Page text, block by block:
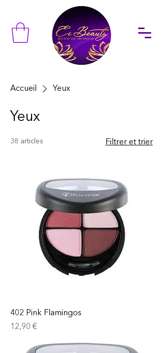
Accueil Yeux
Yeux
38 articles Filtrer et trier
402 Pink Flamingos
Prix
12,90 €